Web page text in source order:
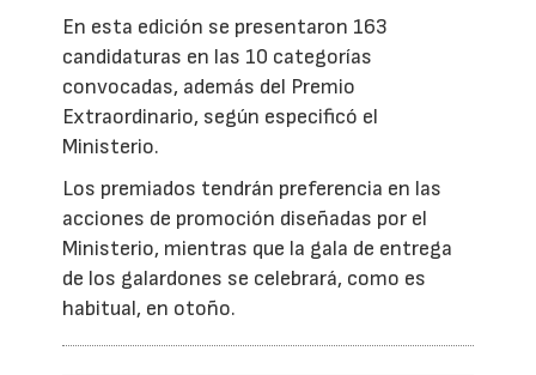
En esta edición se presentaron 163
candidaturas en las 10 categorías
convocadas, además del Premio
Extraordinario, según especificó el
Ministerio.
Los premiados tendrán preferencia en las
acciones de promoción diseñadas por el
Ministerio, mientras que la gala de entrega
de los galardones se celebrará, como es
habitual, en otoño.